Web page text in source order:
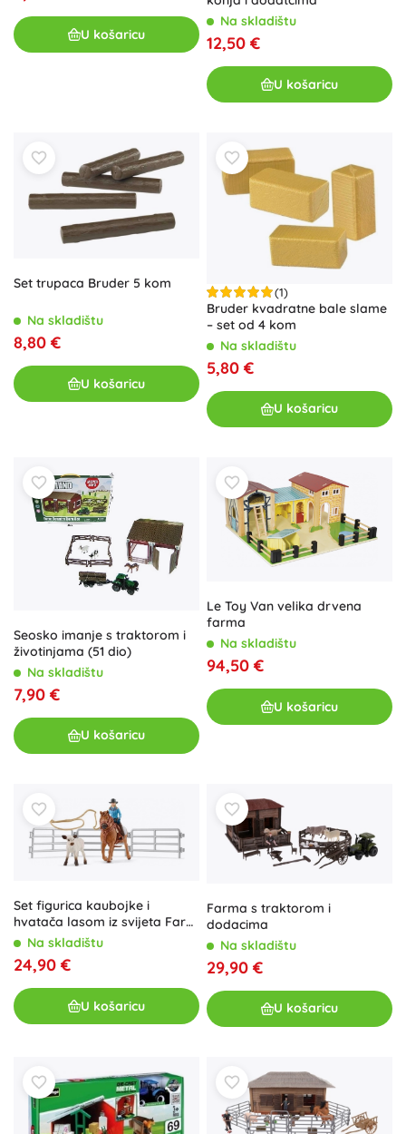
U košaricu
Na skladištu
12,50 €
U košaricu
Set trupaca Bruder 5 kom
Na skladištu
8,80 €
U košaricu
(1)
Bruder kvadratne bale slame
– set od 4 kom
Na skladištu
5,80 €
U košaricu
Seosko imanje s traktorom i
životinjama (51 dio)
Na skladištu
7,90 €
U košaricu
Le Toy Van velika drvena
farma
Na skladištu
94,50 €
U košaricu
Set figurica kaubojke i
hvatača lasom iz svijeta Farm
World
Na skladištu
24,90 €
U košaricu
Farma s traktorom i
dodacima
Na skladištu
29,90 €
U košaricu